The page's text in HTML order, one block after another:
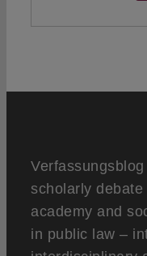
scholarly
academy and
in public law –